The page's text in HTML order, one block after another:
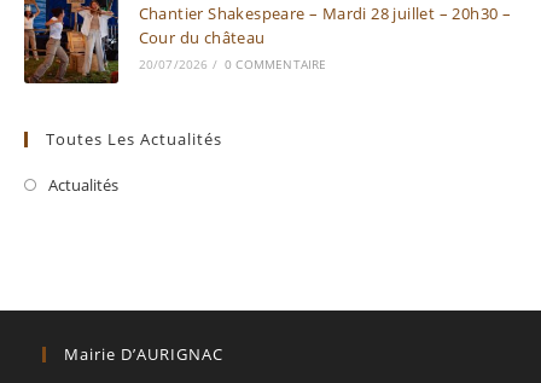
Chantier Shakespeare – Mardi 28 juillet – 20h30 –
Cour du château
20/07/2026 / 0 COMMENTAIRE
Toutes Les Actualités
Actualités
Mairie D’AURIGNAC